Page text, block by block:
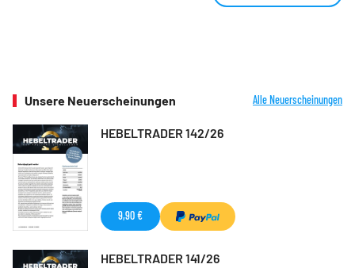
Unsere Neuerscheinungen Alle Neuerscheinungen
HEBELTRADER 142/26
9,90 €
HEBELTRADER 141/26